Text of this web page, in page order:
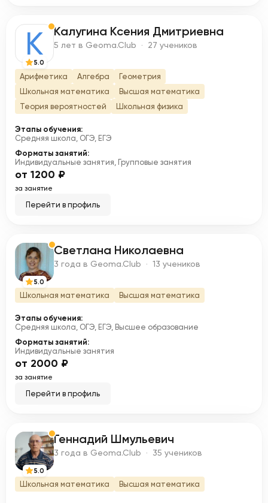
К
5.0
Калугина Ксения Дмитриевна
5 лет в Geoma.Club · 27 учеников
Арифметика Алгебра
Геометрия
Школьная математика
Высшая математика
Теория вероятностей
Школьная физика
Этапы обучения:
Средняя школа, ОГЭ, ЕГЭ
Форматы занятий:
Индивидуальные занятия, Групповые занятия
от 1200 ₽
за занятие
Перейти в профиль
С
5.0
Светлана Николаевна
3 года в Geoma.Club · 13 учеников
Школьная математика Высшая математика
Этапы обучения:
Средняя школа, ОГЭ, ЕГЭ, Высшее образование
Форматы занятий:
Индивидуальные занятия
от 2000 ₽
за занятие
Перейти в профиль
Г
5.0
Геннадий Шмульевич
3 года в Geoma.Club · 35 учеников
Школьная математика Высшая математика